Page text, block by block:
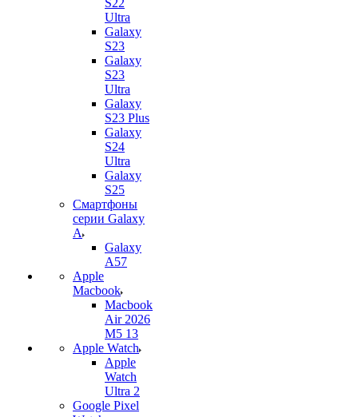
S22
Ultra
Galaxy
S23
Galaxy
S23
Ultra
Galaxy
S23 Plus
Galaxy
S24
Ultra
Galaxy
S25
Смартфоны
серии Galaxy
A
Galaxy
A57
Apple
Macbook
Macbook
Air 2026
M5 13
Apple Watch
Apple
Watch
Ultra 2
Google Pixel